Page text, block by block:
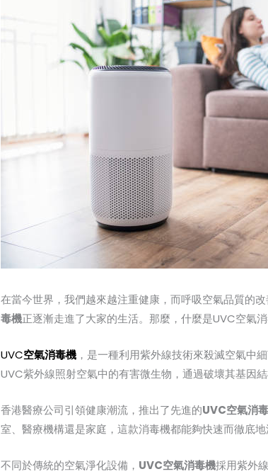
在當今世界，我們越來越注重健康，而呼吸空氣品質的
毒機正逐漸走進了大家的生活。那麼，什麼是UVC空氣
UVC空氣消毒機 ，是一種利用紫外線技術來殺滅空氣中
UVC紫外線照射空氣中的有害微生物，通過破壞其基因
香港醫療公司引領健康潮流，推出了先進的UVC空氣消
室、醫療機構還是家庭，這款消毒機都能夠快速而徹底
不同於傳統的空氣淨化設備， UVC空氣消毒機採用紫外